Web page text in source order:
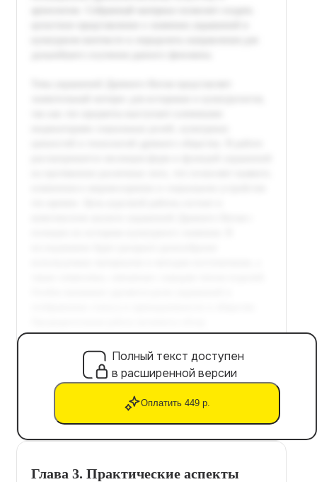
Полный текст доступен
в расширенной версии
Оплатить 449 р.
Глава 3. Практические аспекты